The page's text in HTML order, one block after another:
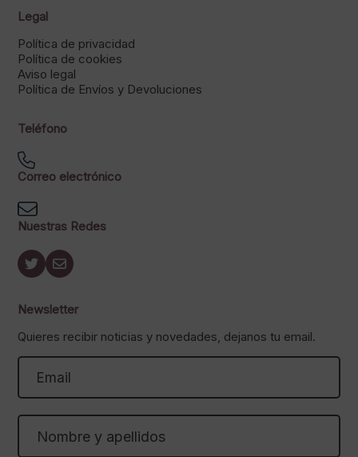
Legal
Política de privacidad
Política de cookies
Aviso legal
Política de Envíos y Devoluciones
Teléfono
Correo electrónico
Nuestras Redes
Newsletter
Quieres recibir noticias y novedades, dejanos tu email.